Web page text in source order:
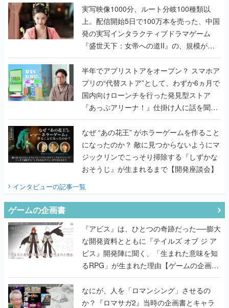
んだレジェンド2人に訊く開発秘話
実写映像1000分、ルート分岐100種類以
上。配信開始5日で100万本を売った、中国
発の実写インタラクティブドラマゲーム
『盛世天下：女帝への道II』の、規模が違
うこだわりをプロデューサーに聞いた
半年でアプリストアをオープン？ スマホア
プリの“代替ストア”として、わずか6ヵ月で
国内向けローンチを行った発見型ストア
『あっぷアリーナ！』仕掛け人に話を聞い
てみた
なぜ “あの花王” がホラーゲームを作ること
になったのか？ 敵に見つからないようにマ
ジックリンでこっそり掃除する『しずかな
おそうじ』が生まれるまで【開発座談会】
インタビューの記事一覧
ゲームの企画書
『アビス』は、ひとつの奇跡だった──膨大
な開発資料とともに『テイルズ オブ ジ ア
ビス』開発陣に聞く、「生まれた意味を知
るRPG」が生まれた理由【ゲームの企画
書】
なにが、人を「ロマンシング」させるの
か？『ロマサガ2』当時の企画書とキャラ